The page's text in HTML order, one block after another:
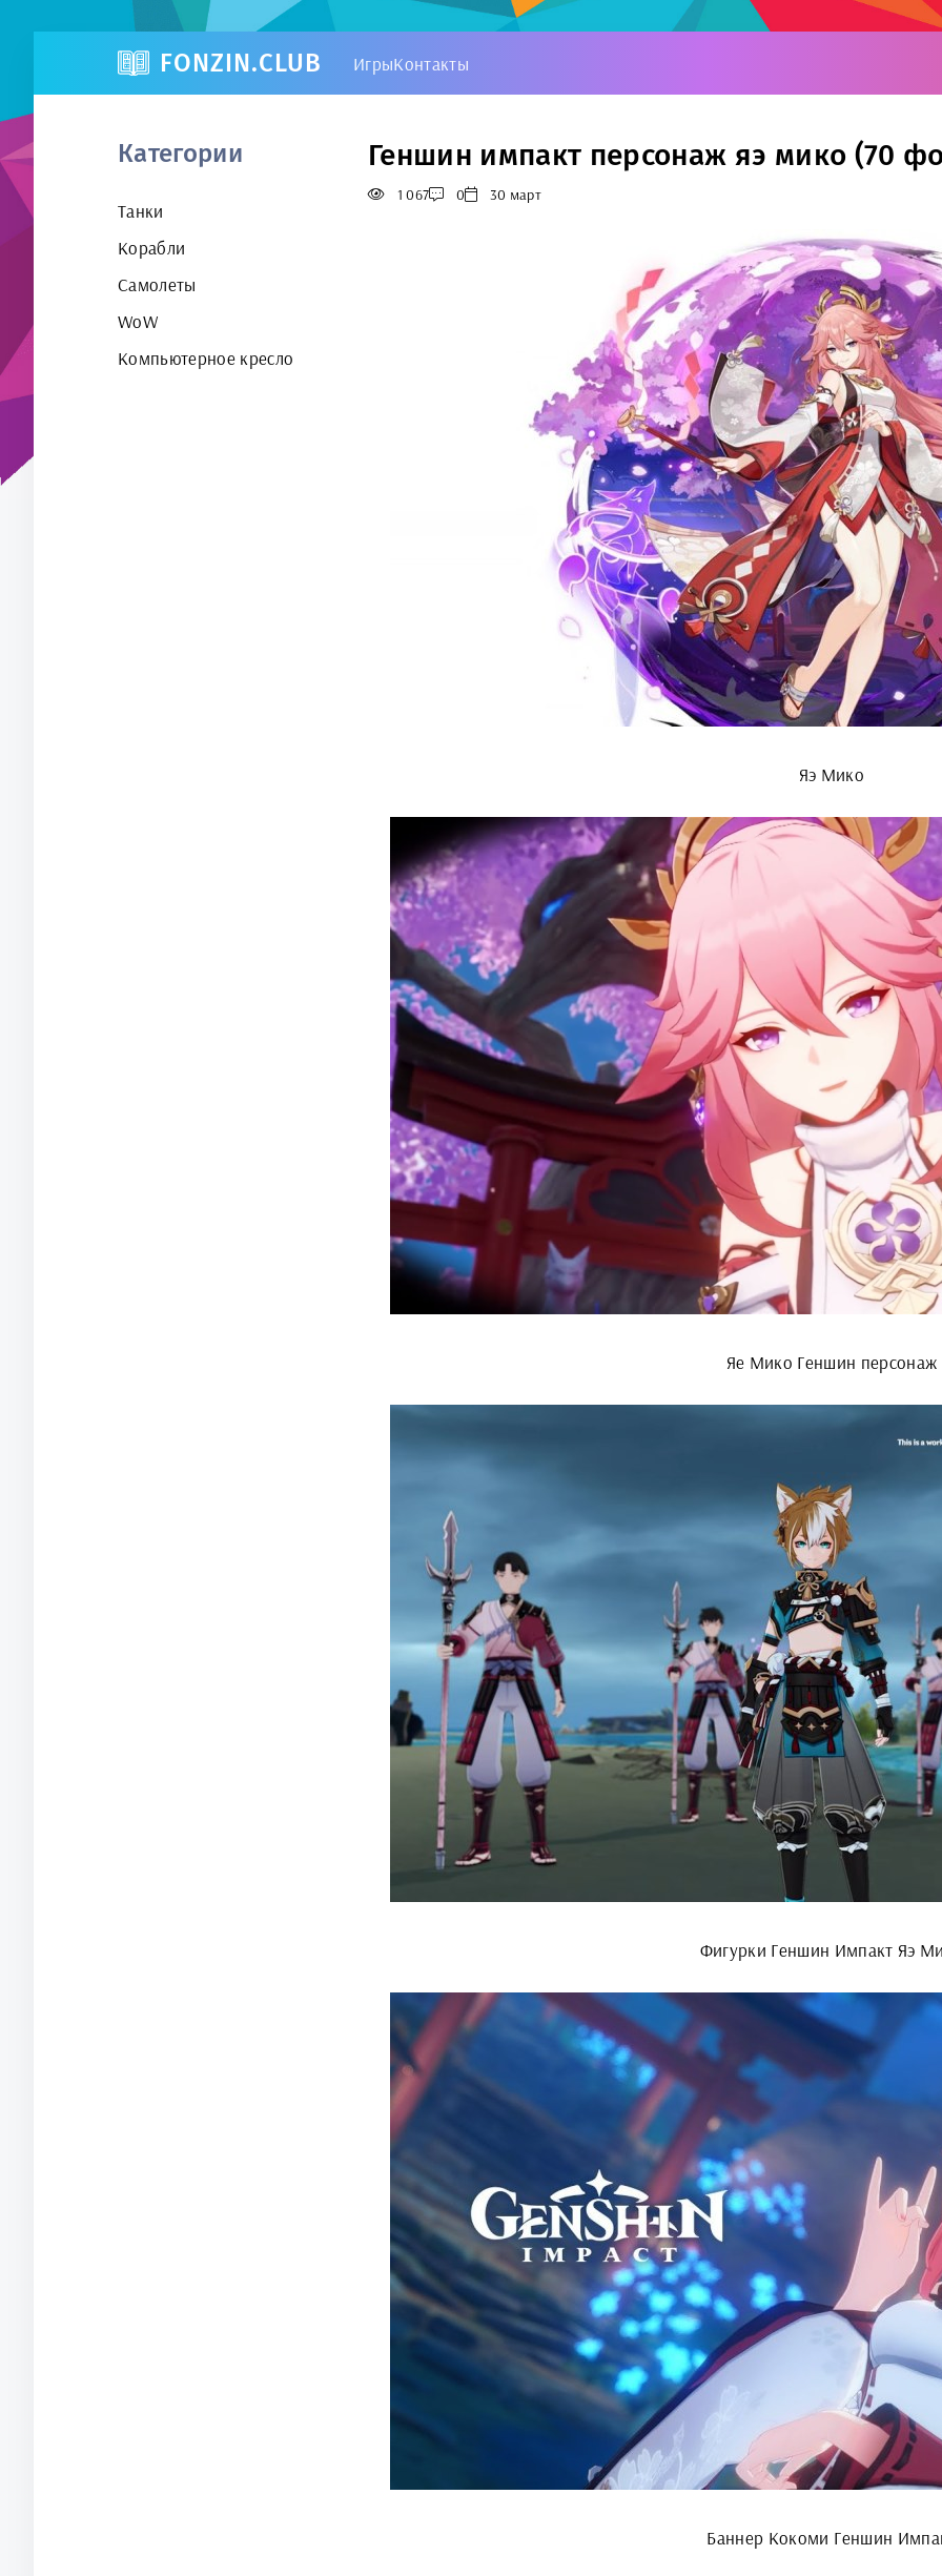
FONZIN.CLUB ИгрыКонтакты
Категории
Танки
Корабли
Самолеты
WoW
Компьютерное кресло
Геншин импакт персонаж яэ мико (70
1 067 0 30 март
Яэ Мико
Яе Мико Геншин персонаж
Фигурки Геншин Импакт Яэ
Баннер Кокоми Геншин